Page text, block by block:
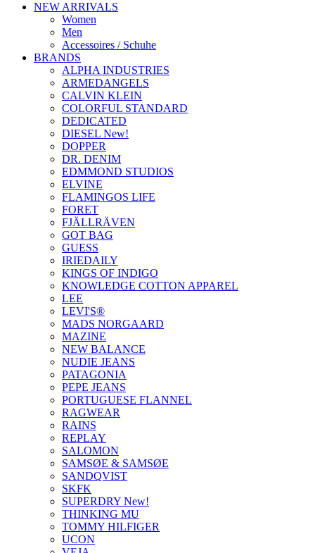
NEW ARRIVALS
Women
Men
Accessoires / Schuhe
BRANDS
ALPHA INDUSTRIES
ARMEDANGELS
CALVIN KLEIN
COLORFUL STANDARD
DEDICATED
DIESEL New!
DOPPER
DR. DENIM
EDMMOND STUDIOS
ELVINE
FLAMINGOS LIFE
FORET
FJÄLLRÄVEN
GOT BAG
GUESS
IRIEDAILY
KINGS OF INDIGO
KNOWLEDGE COTTON APPAREL
LEE
LEVI'S®
MADS NORGAARD
MAZINE
NEW BALANCE
NUDIE JEANS
PATAGONIA
PEPE JEANS
PORTUGUESE FLANNEL
RAGWEAR
RAINS
REPLAY
SALOMON
SAMSØE & SAMSØE
SANDQVIST
SKFK
SUPERDRY New!
THINKING MU
TOMMY HILFIGER
UCON